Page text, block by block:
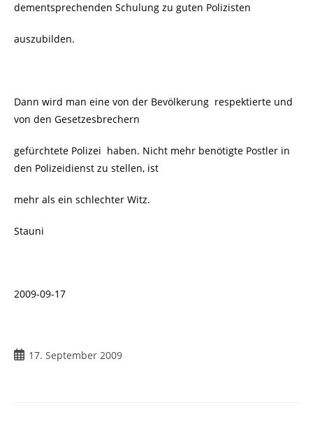
dementsprechenden Schulung zu guten Polizisten
auszubilden.
Dann wird man eine von der Bevölkerung respektierte und
von den Gesetzesbrechern
gefürchtete Polizei haben. Nicht mehr benötigte Postler in
den Polizeidienst zu stellen, ist
mehr als ein schlechter Witz.
Stauni
2009-09-17
Beitrag17. September 2009